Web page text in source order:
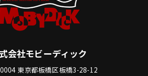
会社モビーディック
東京都板橋区板橋3-28-12